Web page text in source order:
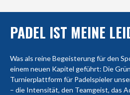
PADEL IST MEINE
Was als reine Begeisterung für den
einem neuen Kapitel geführt: Die
Turnierplattform für Padelspieler
– die Intensität, den Teamgeist, das